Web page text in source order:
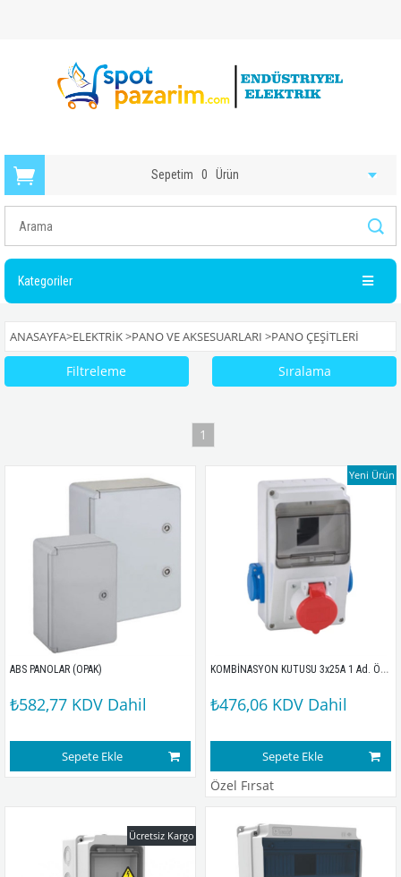
Sepetim 0 Ürün
Kategoriler
ANASAYFA>ELEKTRIK>PANO VE AKSESUARLARI >PANO ÇEŞITLERI
Filtreleme Sıralama
1
ABS PANOLAR (OPAK)
₺582,77 KDV Dahil
Sepete Ekle
KOMBİNASYON KUTUSU 3x25A 1 Ad. Ön + 1x16A 2 Ad. Yan MD9202
₺476,06 KDV Dahil
Sepete Ekle
Yeni Ürün
Özel Fırsat
Ücretsiz Kargo